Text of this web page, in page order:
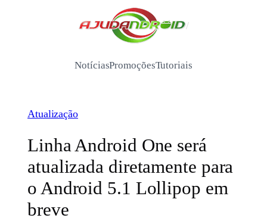
/
NotíciasPromoçõesTutoriais
Atualização
Linha Android One será
atualizada diretamente para
o Android 5.1 Lollipop em
breve